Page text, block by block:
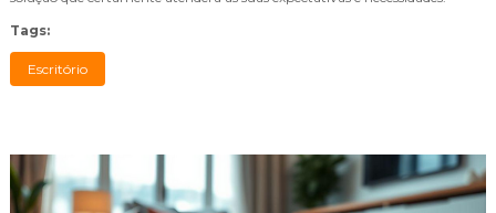
Tags:
Escritório